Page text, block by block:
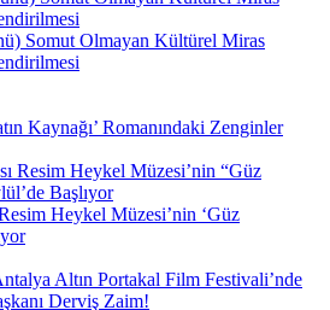
Somut Olmayan Kültürel Miras
Kaynağı’ Romanındaki Zenginler
Heykel Müzesi’nin ‘Güz